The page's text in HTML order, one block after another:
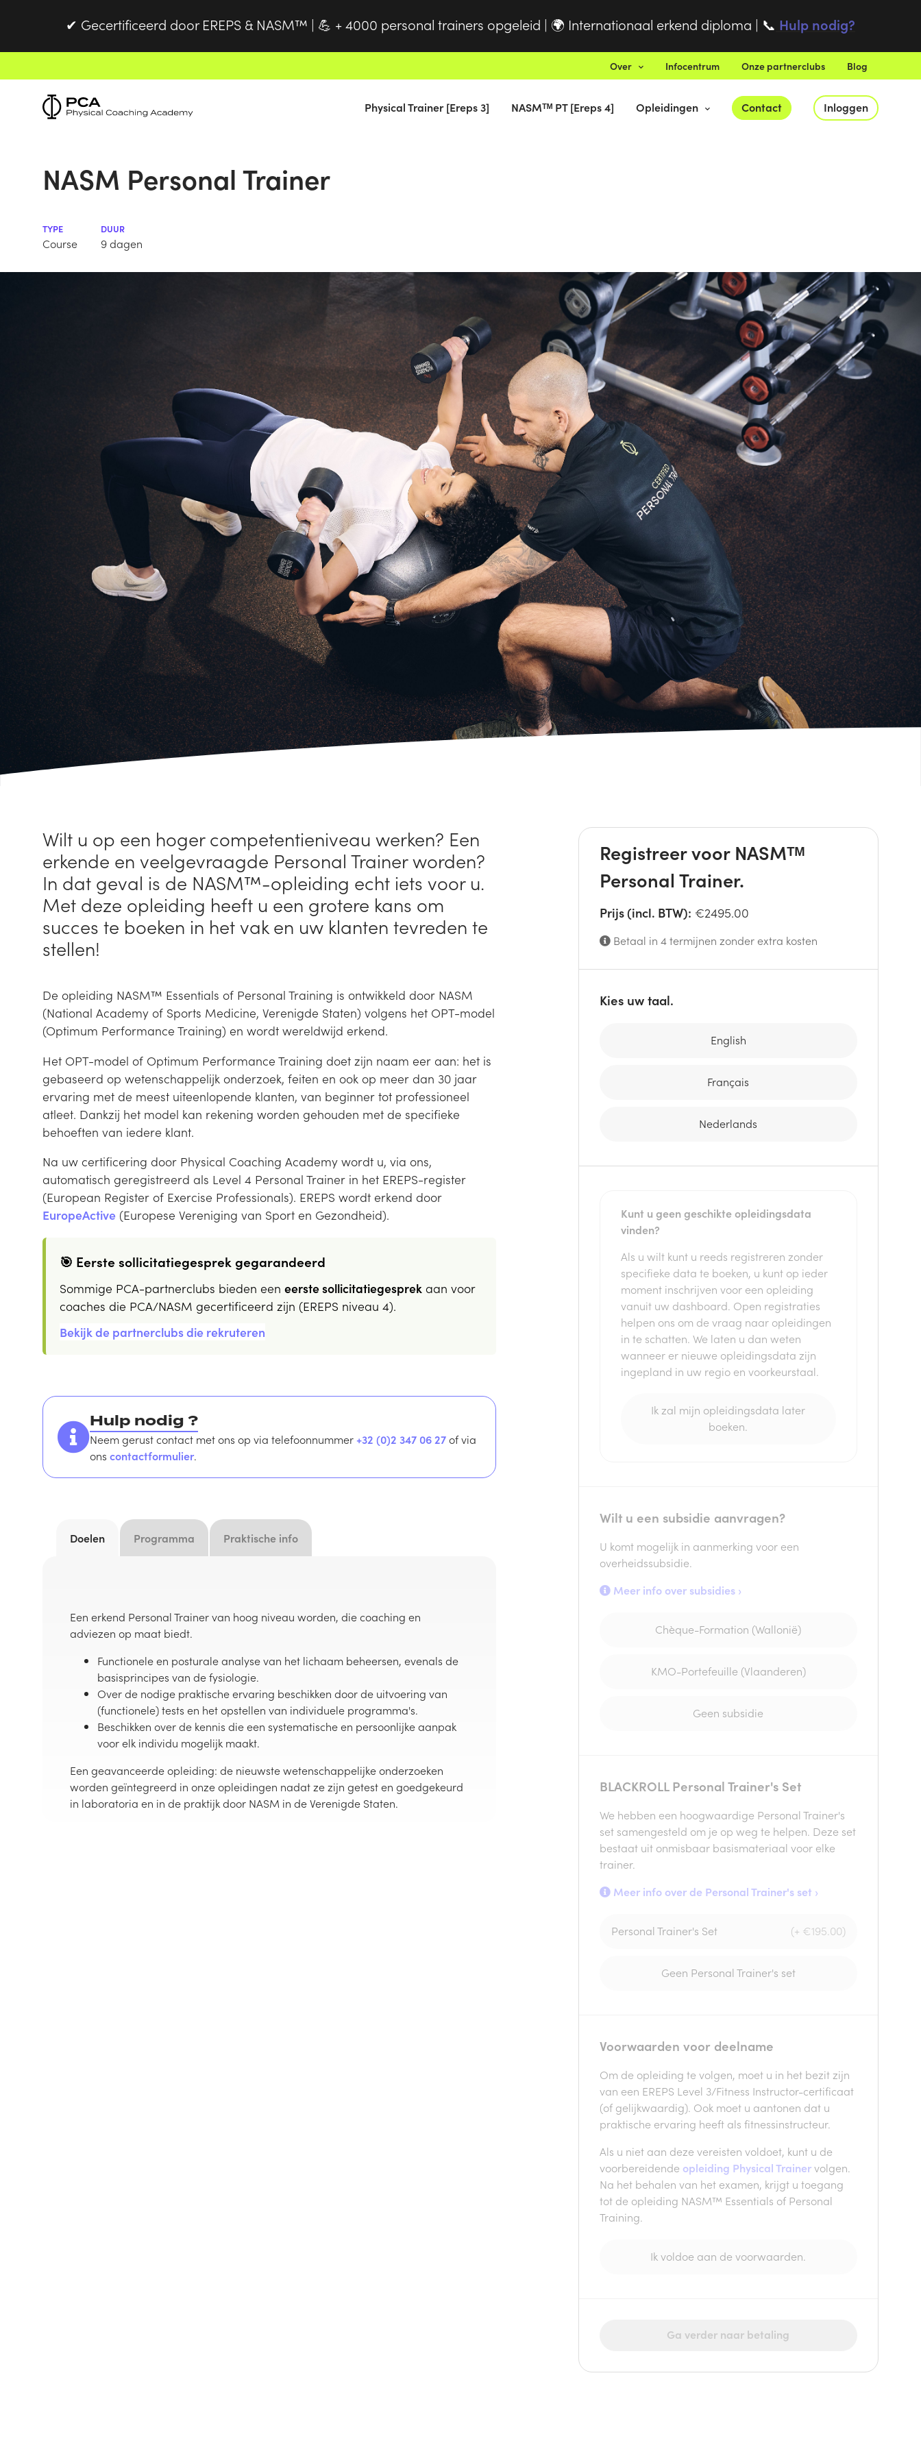
✔ Gecertificeerd door EREPS & NASM™ | 💪 + 4000 personal trainers opgeleid | 🌍 Internationaal erkend diploma | 📞 Hulp nodig?
Over Infocentrum Onze partnerclubs Blog
Physical Trainer [Ereps 3] NASMᵀᴹ PT [Ereps 4] Opleidingen Contact Inloggen
NASM Personal Trainer
TYPE
Course
DUUR
9 dagen
Wilt u op een hoger competentieniveau werken? Een
erkende en veelgevraagde Personal Trainer worden?
In dat geval is de NASM™-opleiding echt iets voor u.
Met deze opleiding heeft u een grotere kans om
succes te boeken in het vak en uw klanten tevreden te
stellen!
De opleiding NASM™ Essentials of Personal Training is ontwikkeld door NASM
(National Academy of Sports Medicine, Verenigde Staten) volgens het OPT-model
(Optimum Performance Training) en wordt wereldwijd erkend.
Het OPT-model of Optimum Performance Training doet zijn naam eer aan: het is
gebaseerd op wetenschappelijk onderzoek, feiten en ook op meer dan 30 jaar
ervaring met de meest uiteenlopende klanten, van beginner tot professioneel
atleet. Dankzij het model kan rekening worden gehouden met de specifieke
behoeften van iedere klant.
Na uw certificering door Physical Coaching Academy wordt u, via ons,
automatisch geregistreerd als Level 4 Personal Trainer in het EREPS-register
(European Register of Exercise Professionals). EREPS wordt erkend door
EuropeActive (Europese Vereniging van Sport en Gezondheid).
🎯 Eerste sollicitatiegesprek gegarandeerd
Sommige PCA-partnerclubs bieden een eerste sollicitatiegesprek aan voor
coaches die PCA/NASM gecertificeerd zijn (EREPS niveau 4).
Bekijk de partnerclubs die rekruteren
Hulp nodig ?
Neem gerust contact met ons op via telefoonnummer +32 (0)2 347 06 27of via
ons contactformulier.
Doelen Programma Praktische info
Een erkend Personal Trainer van hoog niveau worden, die coaching en
adviezen op maat biedt.
Functionele en posturale analyse van het lichaam beheersen, evenals de
basisprincipes van de fysiologie.
Over de nodige praktische ervaring beschikken door de uitvoering van
(functionele) tests en het opstellen van individuele programma's.
Beschikken over de kennis die een systematische en persoonlijke aanpak
voor elk individu mogelijk maakt.
Een geavanceerde opleiding: de nieuwste wetenschappelijke onderzoeken
worden geïntegreerd in onze opleidingen nadat ze zijn getest en goedgekeurd
in laboratoria en in de praktijk door NASM in de Verenigde Staten.
Registreer voor NASMᵀᴹ
Personal Trainer.
Prijs (incl. BTW): €2495.00
Betaal in 4 termijnen zonder extra kosten
Kies uw taal.
English
Français
Nederlands
Kunt u geen geschikte opleidingsdata
vinden?
Als u wilt kunt u reeds registreren zonder
specifieke data te boeken, u kunt op ieder
moment inschrijven voor een opleiding
vanuit uw dashboard. Open registraties
helpen ons om de vraag naar opleidingen
in te schatten. We laten u dan weten
wanneer er nieuwe opleidingsdata zijn
ingepland in uw regio en voorkeurstaal.
Ik zal mijn opleidingsdata later
boeken.
Wilt u een subsidie aanvragen?
U komt mogelijk in aanmerking voor een
overheidssubsidie.
Meer info over subsidies ›
Chèque-Formation (Wallonië)
KMO-Portefeuille (Vlaanderen)
Geen subsidie
BLACKROLL Personal Trainer's Set
We hebben een hoogwaardige Personal Trainer's
set samengesteld om je op weg te helpen. Deze set
bestaat uit onmisbaar basismateriaal voor elke
trainer.
Meer info over de Personal Trainer's set ›
Personal Trainer's Set (+ €195.00)
Geen Personal Trainer's set
Voorwaarden voor deelname
Om de opleiding te volgen, moet u in het bezit zijn
van een EREPS Level 3/Fitness Instructor-certificaat
(of gelijkwaardig). Ook moet u aantonen dat u
praktische ervaring heeft als fitnessinstructeur.
Als u niet aan deze vereisten voldoet, kunt u de
voorbereidende opleiding Physical Trainervolgen.
Na het behalen van het examen, krijgt u toegang
tot de opleiding NASM™ Essentials of Personal
Training.
Ik voldoe aan de voorwaarden.
Ga verder naar betaling